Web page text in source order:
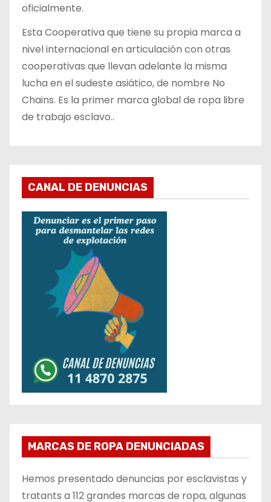
oficialmente.
Esta Cooperativa que tiene su propia marca a
nivel internacional en articulación con otras
cooperativas que llevan adelante la misma
lucha en el sudeste asiático, de nombre No
Chains. Es la primer marca global de ropa libre
de trabajo esclavo..
CANAL DE DENUNCIAS
MARCAS DE ROPA DENUNCIADAS
Hemos presentado denuncias por esclavistas y
tratants a 112 grandes marcas de ropa, algunas